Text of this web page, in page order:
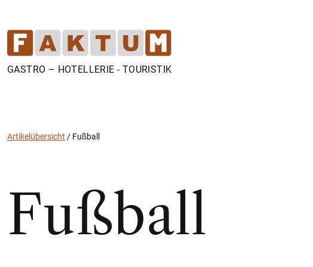
GASTRO – HOTELLERIE - TOURISTIK
Artikelübersicht / Fußball
Fußball